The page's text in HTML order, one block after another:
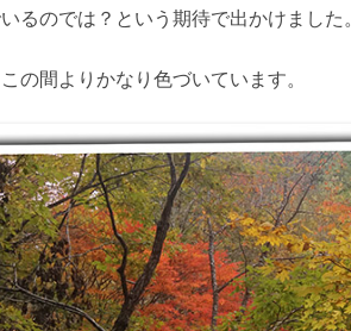
るのでは？という期待で出かけました。
の間よりかなり色づいています。